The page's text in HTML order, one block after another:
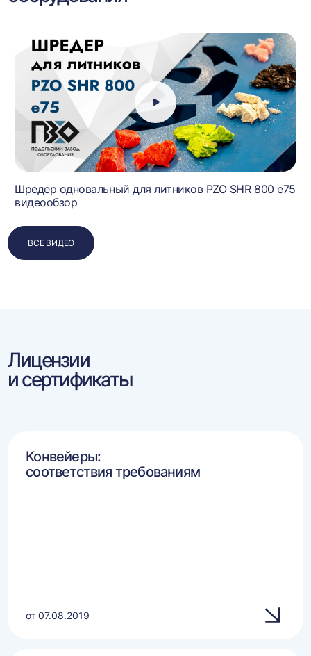
Шредер одновальный для литников PZO SHR 800 e75
видеообзор
ВСЕ ВИДЕО
Лицензии
и сертификаты
Конвейеры:
соответствия требованиям
от 07.08.2019